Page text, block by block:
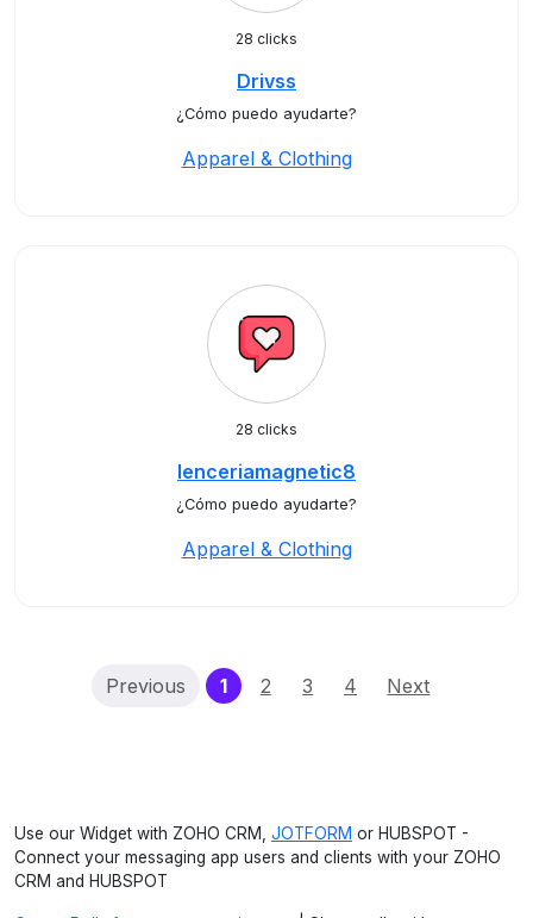
28 clicks
Drivss
¿Cómo puedo ayudarte?
Apparel & Clothing
28 clicks
lenceriamagnetic8
¿Cómo puedo ayudarte?
Apparel & Clothing
Previous 1(current)
2 3 4 Next
Use our Widget with ZOHO CRM, JOTFORM or HUBSPOT -
Connect your messaging app users and clients with your ZOHO
CRM and HUBSPOT